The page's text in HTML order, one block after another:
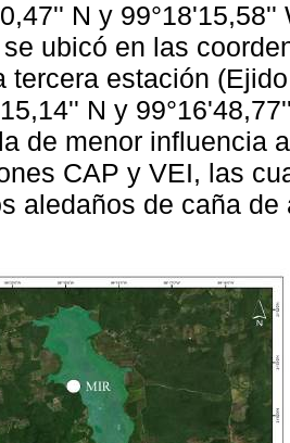
N y
ubicó en las
tercera estación
N y
de menor influencia
CAP y VEI, las
aledaños de caña de